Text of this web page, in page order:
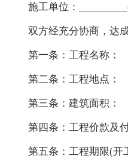
施工单位：
双方经充分协商，达
第一条：工程名称：
第二条：工程地点：
第三条：建筑面积：
第四条：工程价款及
第五条：工程期限(开